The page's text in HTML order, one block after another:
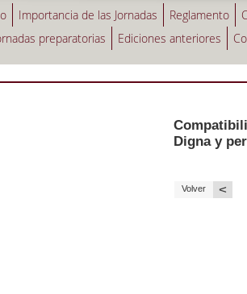
Importancia de las Jornadas Reglamento
preparatorias Ediciones anteriores
Digna y
Volver <